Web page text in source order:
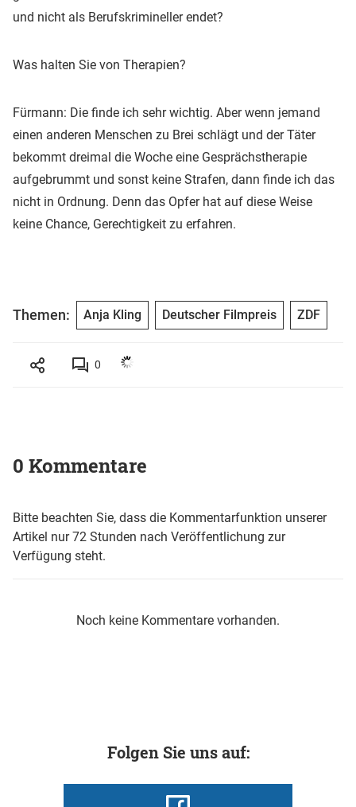
und nicht als Berufskrimineller endet?
Was halten Sie von Therapien?
Fürmann: Die finde ich sehr wichtig. Aber wenn jemand
einen anderen Menschen zu Brei schlägt und der Täter
bekommt dreimal die Woche eine Gesprächstherapie
aufgebrummt und sonst keine Strafen, dann finde ich das
nicht in Ordnung. Denn das Opfer hat auf diese Weise
keine Chance, Gerechtigkeit zu erfahren.
Themen: Anja Kling Deutscher Filmpreis ZDF
0
0 Kommentare
Bitte beachten Sie, dass die Kommentarfunktion unserer
Artikel nur 72 Stunden nach Veröffentlichung zur
Verfügung steht.
Noch keine Kommentare vorhanden.
Folgen Sie uns auf: